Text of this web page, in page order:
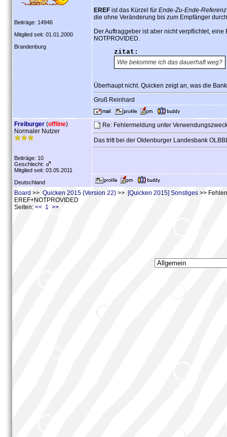
Beiträge: 14946
Mitglied seit: 01.01.2000
Brandenburg
EREF ist das Kürzel für Ende-Zu-Ende-Referenz
die ohne Veränderung bis zum Empfänger
Der Auftraggeber ist aber nicht verpflichtet,
NOTPROVIDED.
zitat:
Wie bekomme ich das dauerhaft weg?
Überhaupt nicht. Quicken zeigt an, was die
Gruß Reinhard
Freiburger (offline)
Normaler Nutzer
Beiträge: 10
Geschlecht:
Mitglied seit: 03.05.2011
Deutschland
Re: Fehlermeldung unter
Das tritt bei der Oldenburger Landesbank
Board >> Quicken 2015 (Version 22) >> [Quicken 2015] Sonstiges >>
EREF+NOTPROVIDED
Seiten: << 1 >>